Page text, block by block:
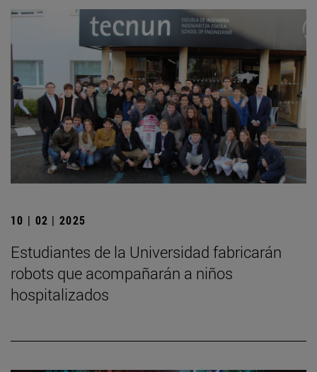
10 | 02 | 2025
Estudiantes de la Universidad fabricarán
robots que acompañarán a niños
hospitalizados